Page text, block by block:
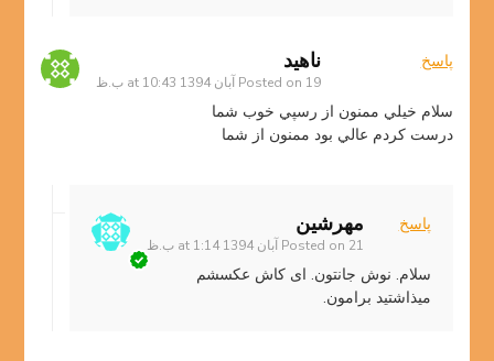
ناهيد
Posted on 19 آبان 1394 at 10:43 ب.ظ
پاسخ
سلام خيلي ممنون از رسپي خوب شما
درست كردم عالي بود ممنون از شما
مهرشین
Posted on 21 آبان 1394 at 1:14 ب.ظ
پاسخ
سلام. نوش جانتون. ای کاش عکسشم
میذاشتید برامون.